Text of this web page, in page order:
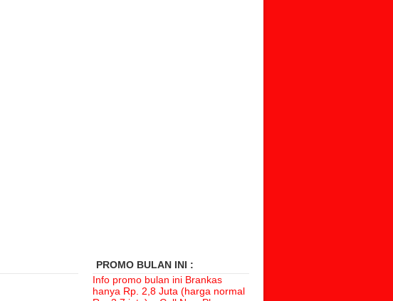
PROMO BULAN INI :
Info promo bulan ini Brankas
hanya Rp. 2,8 Juta (harga normal